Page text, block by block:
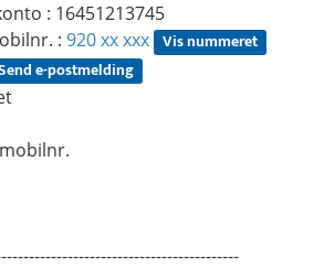
: 16451213745
: 920 xx xxx Vis nummeret
e-postmelding